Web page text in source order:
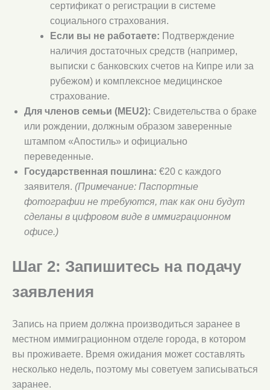
сертификат о регистрации в системе
социального страхования.
Если вы не работаете: Подтверждение
наличия достаточных средств (например,
выписки с банковских счетов на Кипре или за
рубежом) и комплексное медицинское
страхование.
Для членов семьи (MEU2): Свидетельства о браке
или рождении, должным образом заверенные
штампом «Апостиль» и официально
переведенные.
Государственная пошлина: €20 с каждого
заявителя. (Примечание: Паспортные
фотографии не требуются, так как они будут
сделаны в цифровом виде в иммиграционном
офисе.)
Шаг 2: Запишитесь на подачу
заявления
Запись на прием должна производиться заранее в
местном иммиграционном отделе города, в котором
вы проживаете. Время ожидания может составлять
несколько недель, поэтому мы советуем записываться
заранее.